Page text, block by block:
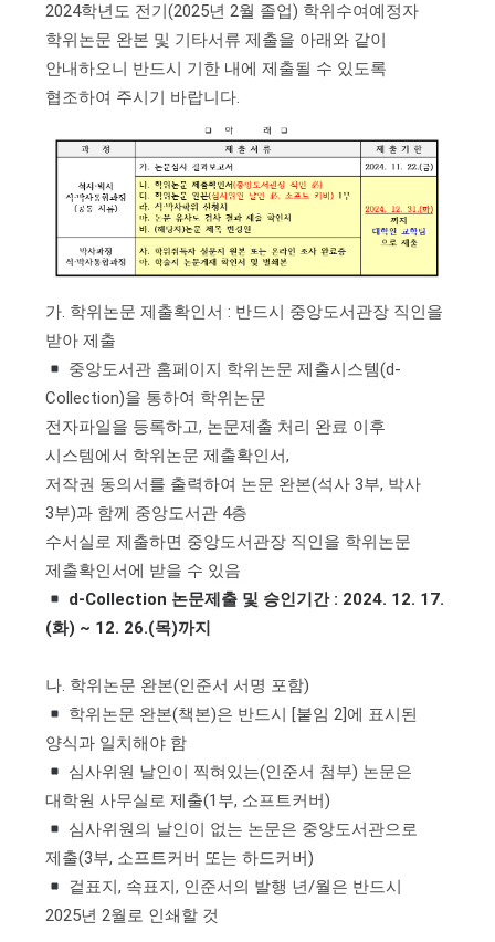
2024학년도 전기(2025년 2월 졸업) 학위수여예정자
학위논문 완본 및 기타서류 제출을 아래와 같이
안내하오니 반드시 기한 내에 제출될 수 있도록
협조하여 주시기 바랍니다.
가. 학위논문 제출확인서 : 반드시 중앙도서관장 직인을
받아 제출
중앙도서관 홈페이지 학위논문 제출시스템(d-
Collection)을 통하여 학위논문
전자파일을 등록하고, 논문제출 처리 완료 이후
시스템에서 학위논문 제출확인서,
저작권 동의서를 출력하여 논문 완본(석사 3부, 박사
3부)과 함께 중앙도서관 4층
수서실로 제출하면 중앙도서관장 직인을 학위논문
제출확인서에 받을 수 있음
d-Collection 논문제출 및 승인기간 : 2024. 12. 17.
(화) ~ 12. 26.(목)까지
나. 학위논문 완본(인준서 서명 포함)
학위논문 완본(책본)은 반드시 [붙임 2]에 표시된
양식과 일치해야 함
심사위원 날인이 찍혀있는(인준서 첨부) 논문은
대학원 사무실로 제출(1부, 소프트커버)
심사위원의 날인이 없는 논문은 중앙도서관으로
제출(3부, 소프트커버 또는 하드커버)
겉표지, 속표지, 인준서의 발행 년/월은 반드시
2025년 2월로 인쇄할 것